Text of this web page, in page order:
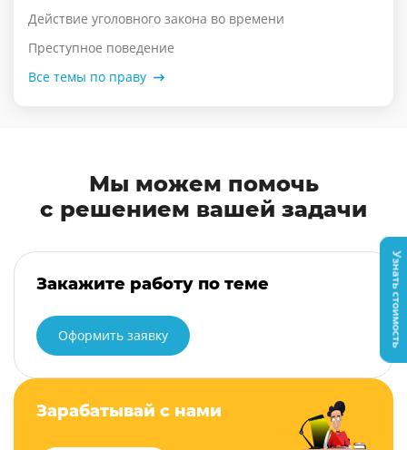
Действие уголовного закона во времени
Преступное поведение
Все темы по праву
Мы можем помочь
с решением вашей задачи
Закажите работу по теме
Оформить заявку
Зарабатывай с нами
Узнать стоимость